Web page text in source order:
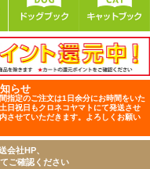
らせ
指定のご注文は1日余分にお時間をいた
日祝日もクロネコヤマトにて発送させ
させていただきます。よろしくお願い
会社HP、
ご確認ください